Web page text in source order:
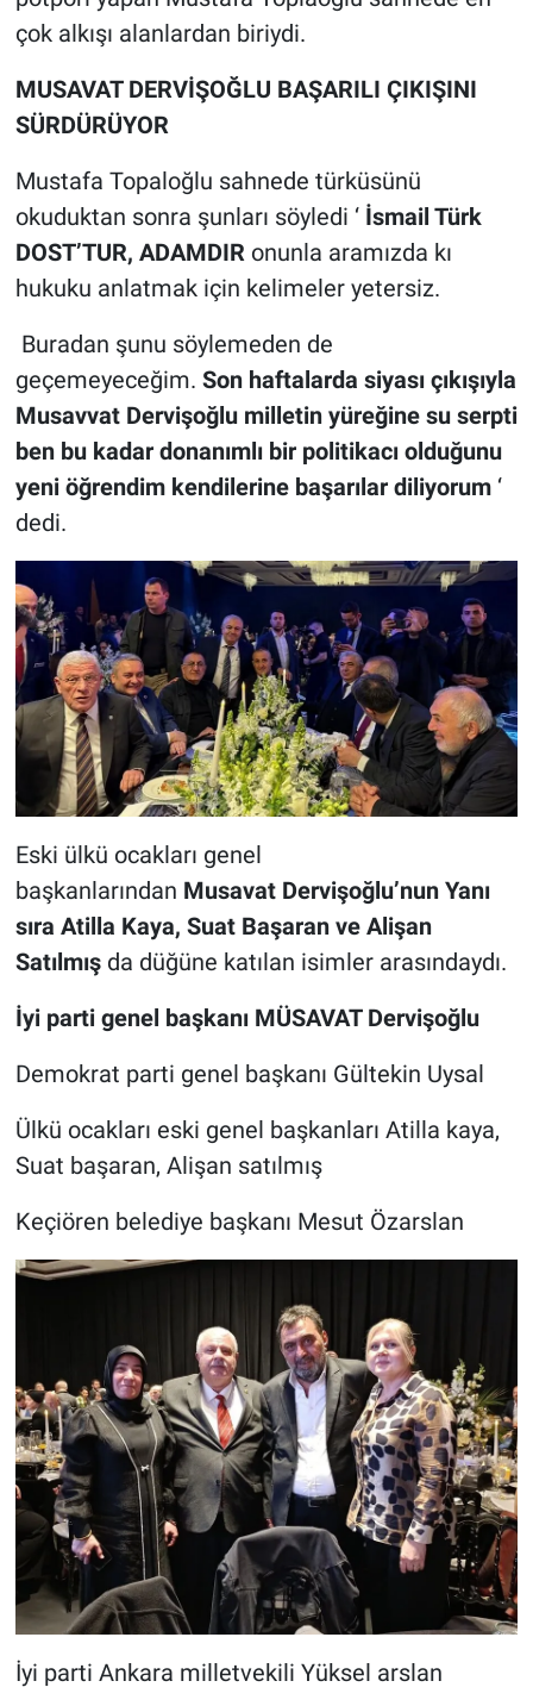
çok alkışı alanlardan biriydi.
MUSAVAT DERVİŞOĞLU BAŞARILI ÇIKIŞINI
SÜRDÜRÜYOR
Mustafa Topaloğlu sahnede türküsünü
okuduktan sonra şunları söyledi ‘ İsmail Türk
DOST’TUR, ADAMDIRonunla aramızda kı
hukuku anlatmak için kelimeler yetersiz.
Buradan şunu söylemeden de
geçemeyeceğim. Son haftalarda siyası çıkışıyla
Musavvat Dervişoğlu milletin yüreğine su serpti
ben bu kadar donanımlı bir politikacı olduğunu
yeni öğrendim kendilerine başarılar diliyorum ‘
dedi.
Eski ülkü ocakları genel
başkanlarından Musavat Dervişoğlu’nun Yanı
sıra Atilla Kaya, Suat Başaran ve Alişan
Satılmışda düğüne katılan isimler arasındaydı.
İyi parti genel başkanı MÜSAVAT Dervişoğlu
Demokrat parti genel başkanı Gültekin Uysal
Ülkü ocakları eski genel başkanları Atilla kaya,
Suat başaran, Alişan satılmış
Keçiören belediye başkanı Mesut Özarslan
İyi parti Ankara milletvekili Yüksel arslan